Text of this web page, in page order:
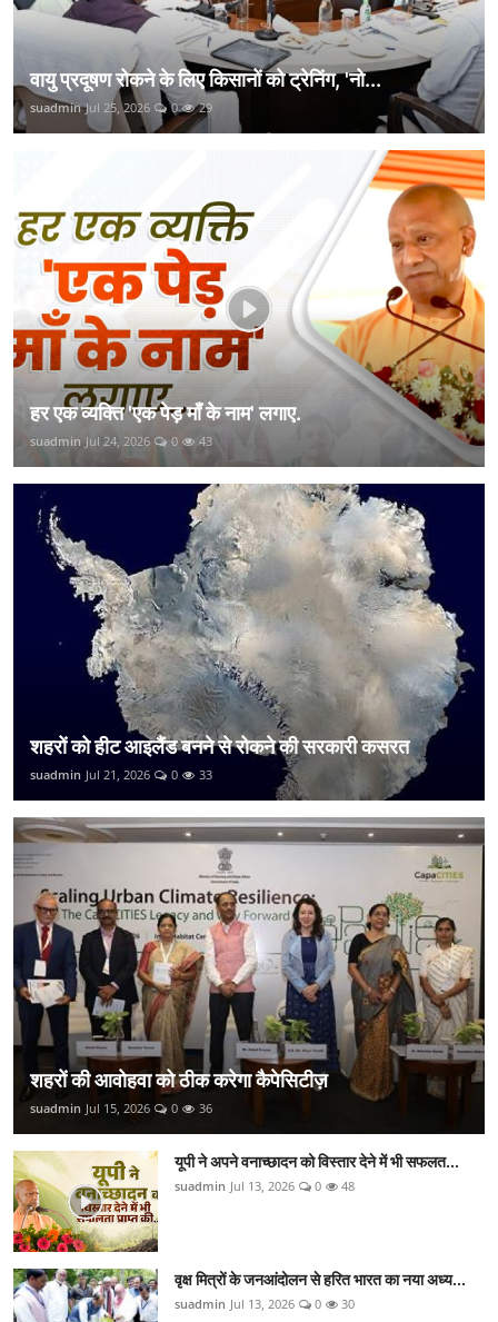
वायु प्रदूषण रोकने के लिए किसानों को ट्रेनिंग, 'नो...
suadmin Jul 25, 2026 0 29
हर एक व्यक्ति 'एक पेड़ माँ के नाम' लगाए.
suadmin Jul 24, 2026 0 43
शहरों को हीट आइलैंड बनने से रोकने की सरकारी कसरत
suadmin Jul 21, 2026 0 33
शहरों की आवोहवा को ठीक करेगा कैपेसिटीज़
suadmin Jul 15, 2026 0 36
यूपी ने अपने वनाच्छादन को विस्तार देने में भी सफलत...
suadmin Jul 13, 2026 0 48
वृक्ष मित्रों के जनआंदोलन से हरित भारत का नया अध्य...
suadmin Jul 13, 2026 0 30